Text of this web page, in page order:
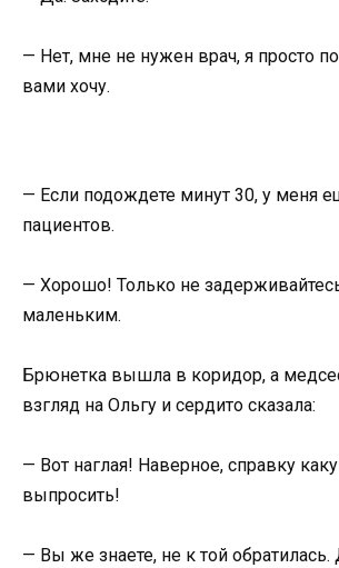
— Нет, мне не нужен врач, я просто
вами хочу.
— Если подождете минут 30, у меня
пациентов.
— Хорошо! Только не
маленьким.
Брюнетка вышла в коридор, а
взгляд на Ольгу и сердито сказала:
— Вот наглая! Наверное, справку
выпросить!
— Вы же знаете, не к той обратилась.